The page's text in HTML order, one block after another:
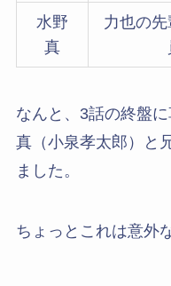
水野
真
力也の
なんと、3話の終盤
真（小泉孝太郎）と
ました。
ちょっとこれは意外